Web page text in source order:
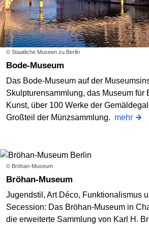
© Staatliche Museen zu Berlin
Bode-Museum
Das Bode-Museum auf der
Skulpturensammlung, das Museum für
Kunst, über 100 Werke der
Großteil der Münzsammlung. mehr
© Bröhan-Museum
Bröhan-Museum
Jugendstil, Art Déco, Funktionalismus
Secession: Das Bröhan-Museum in
die erweiterte Sammlung von Karl H.